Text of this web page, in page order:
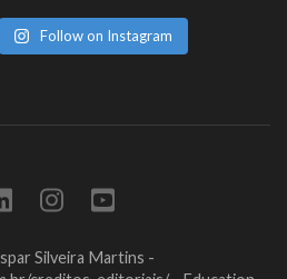
Follow on Instagram
Silveira Martins -